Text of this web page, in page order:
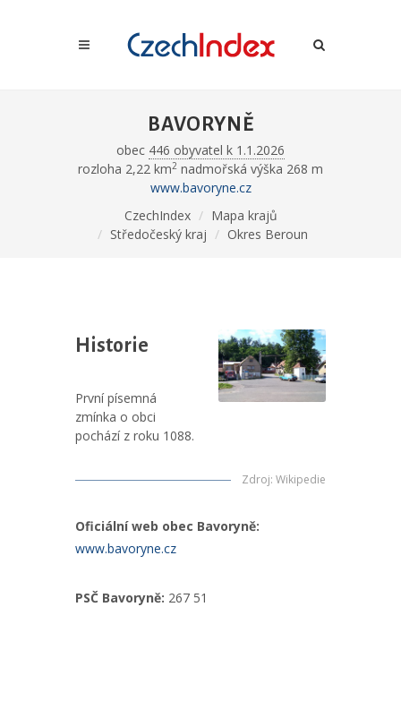
BAVORYNĚ
obec 446 obyvatel k 1.1.2026
rozloha 2,22 km2 nadmořská výška 268 m
www.bavoryne.cz
CzechIndex
Mapa krajů
Středočeský kraj
Okres Beroun
Historie
První písemná
zmínka o obci
pochází z roku 1088.
Zdroj: Wikipedie
Oficiální web obec Bavoryně:
www.bavoryne.cz
PSČ Bavoryně: 267 51